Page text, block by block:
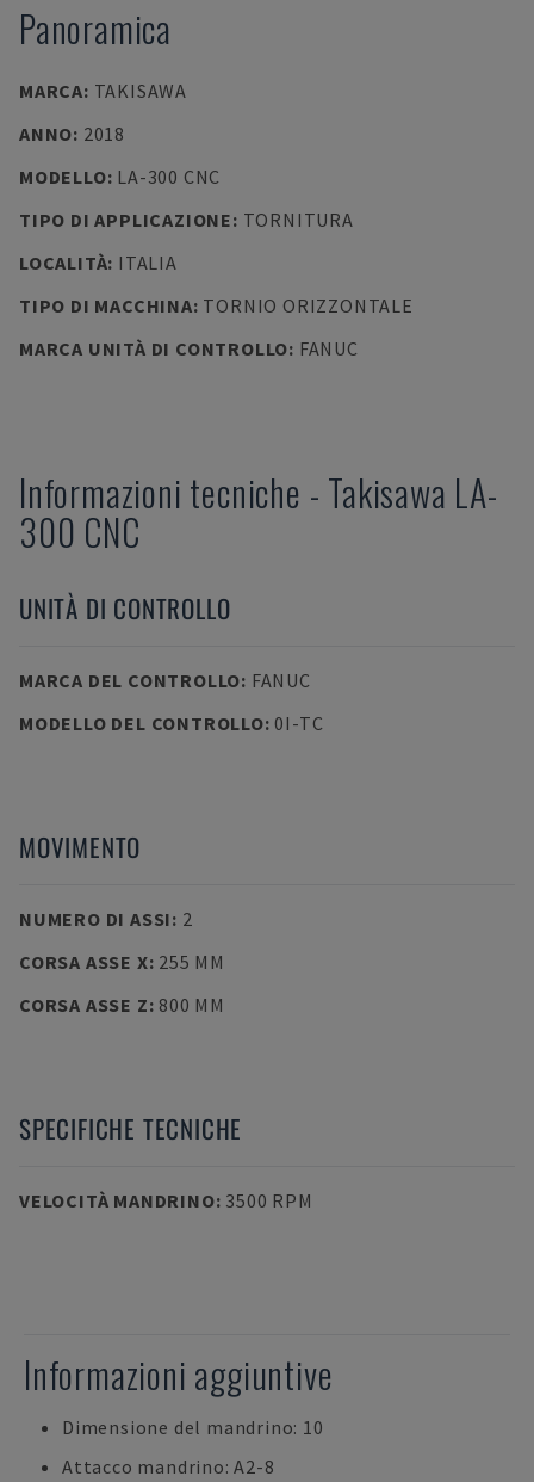
Panoramica
MARCA: TAKISAWA
ANNO: 2018
MODELLO: LA-300 CNC
TIPO DI APPLICAZIONE: TORNITURA
LOCALITÀ: ITALIA
TIPO DI MACCHINA: TORNIO ORIZZONTALE
MARCA UNITÀ DI CONTROLLO: FANUC
Informazioni tecniche - Takisawa LA-
300 CNC
UNITÀ DI CONTROLLO
MARCA DEL CONTROLLO: FANUC
MODELLO DEL CONTROLLO: 0I-TC
MOVIMENTO
NUMERO DI ASSI: 2
CORSA ASSE X: 255 MM
CORSA ASSE Z: 800 MM
SPECIFICHE TECNICHE
VELOCITÀ MANDRINO: 3500 RPM
Informazioni aggiuntive
Dimensione del mandrino: 10
Attacco mandrino: A2-8